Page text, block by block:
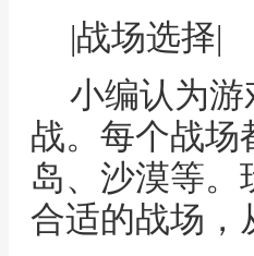
|战场选择|
小编认为
战。每个战场
岛、沙漠等。
合适的战场，